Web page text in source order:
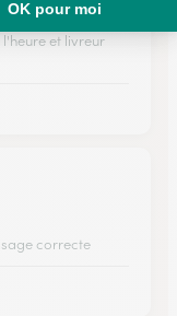
et livreur
correcte